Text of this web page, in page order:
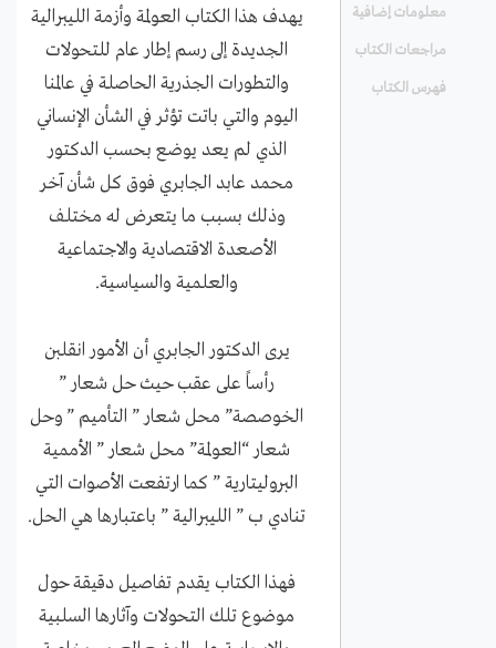
معلومات إضافية
مراجعات الكتاب
فهرس الكتاب
يهدف هذا الكتاب العولمة وأزمة الليبرالية
الجديدة إلى رسم إطار عام للتحولات
والتطورات الجذرية الحاصلة في عالمنا
اليوم والتي باتت تؤثر في الشأن الإنساني
الذي لم يعد يوضع بحسب الدكتور
محمد عابد الجابري فوق كل شأن آخر
وذلك بسبب ما يتعرض له مختلف
الأصعدة الاقتصادية والاجتماعية
والعلمية والسياسية.
يرى الدكتور الجابري أن الأمور انقلبن
رأساً على عقب حيث حل شعار ”
الخوصصة” محل شعار ” التأميم ” وحل
شعار “العولمة” محل شعار ” الأممية
البروليتارية ” كما ارتفعت الأصوات التي
تنادي ب ” الليبرالية ” باعتبارها هي الحل.
فهذا الكتاب يقدم تفاصيل دقيقة حول
موضوع تلك التحولات وآثارها السلبية